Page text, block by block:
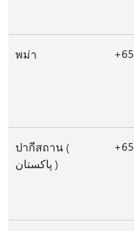
พม่า +65
ปากีสถาน (
پاکستان )
+65